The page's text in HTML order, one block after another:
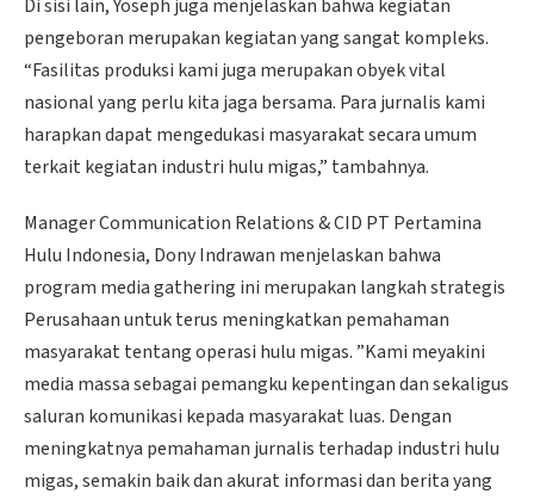
Di sisi lain, Yoseph juga menjelaskan bahwa kegiatan
pengeboran merupakan kegiatan yang sangat kompleks.
“Fasilitas produksi kami juga merupakan obyek vital
nasional yang perlu kita jaga bersama. Para jurnalis kami
harapkan dapat mengedukasi masyarakat secara umum
terkait kegiatan industri hulu migas,” tambahnya.
Manager Communication Relations & CID PT Pertamina
Hulu Indonesia, Dony Indrawan menjelaskan bahwa
program media gathering ini merupakan langkah strategis
Perusahaan untuk terus meningkatkan pemahaman
masyarakat tentang operasi hulu migas. ”Kami meyakini
media massa sebagai pemangku kepentingan dan sekaligus
saluran komunikasi kepada masyarakat luas. Dengan
meningkatnya pemahaman jurnalis terhadap industri hulu
migas, semakin baik dan akurat informasi dan berita yang